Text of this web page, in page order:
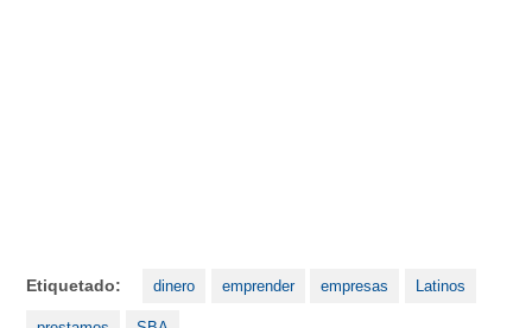
Etiquetado: dinero emprender empresas Latinos